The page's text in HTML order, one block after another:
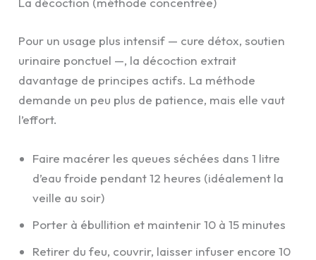
Pour un usage plus intensif — cure détox, soutien
urinaire ponctuel —, la décoction extrait
davantage de principes actifs. La méthode
demande un peu plus de patience, mais elle vaut
l’effort.
Faire macérer les queues séchées dans 1 litre
d’eau froide pendant 12 heures (idéalement la
veille au soir)
Porter à ébullition et maintenir 10 à 15 minutes
Retirer du feu, couvrir, laisser infuser encore 10